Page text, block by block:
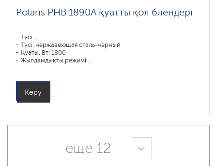
Polaris PHB 1890A қуатты қол блендері
Түсі: ,
Түсі: нержавеющая сталь-черный
Қуаты, Вт: 1800
Жылдамдықты режимі: ,
Көру
еще 12